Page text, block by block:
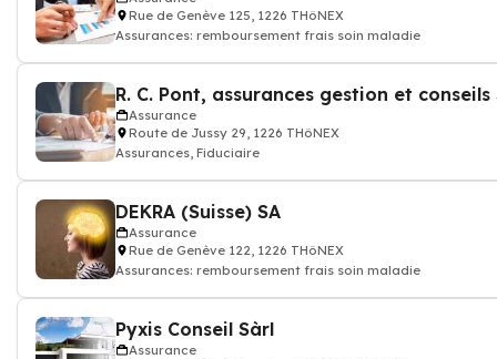
Rue de Genève 125, 1226 THôNEX
Assurances: remboursement frais soin maladie
R. C. Pont, assurances gestion et conseils
Assurance
Route de Jussy 29, 1226 THôNEX
Assurances, Fiduciaire
DEKRA (Suisse) SA
Assurance
Rue de Genève 122, 1226 THôNEX
Assurances: remboursement frais soin maladie
Pyxis Conseil Sàrl
Assurance